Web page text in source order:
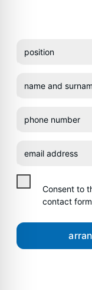
Consent to
contact form